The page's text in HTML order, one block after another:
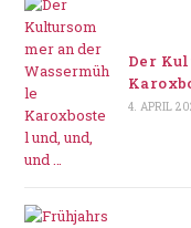
Der
4. APRIL